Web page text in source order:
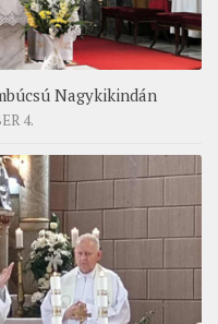
Nagykikindán
4.